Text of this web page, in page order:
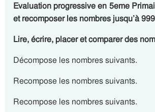
Evaluation progressive en 5eme
et recomposer les nombres jusqu’à
Lire, écrire, placer et comparer des
Décompose les nombres suivants.
Recompose les nombres suivants.
Recompose les nombres suivants.